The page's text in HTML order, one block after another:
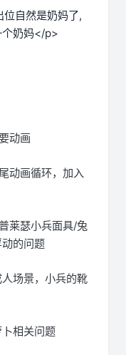
自然是奶妈了,
个奶妈</p>
动画
动画循环，加入
莱瑟小兵面具/兔
的问题
场景，小兵的靴
相关问题